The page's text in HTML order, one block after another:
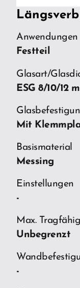
Anwendungen
Festteil
Glasart/
ESG 8/10/12
Mit
Basismaterial
Messing
Einstellungen
-
Max.
Unbegrenzt
-